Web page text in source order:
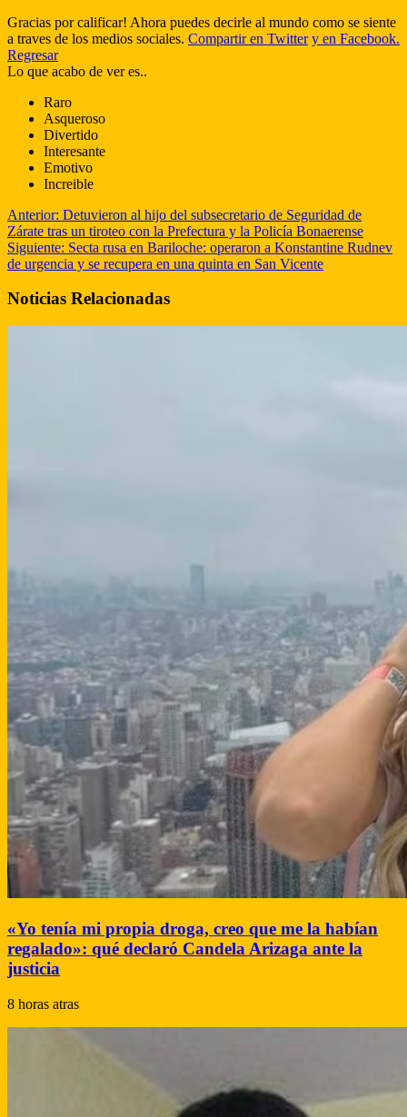
Gracias por calificar! Ahora puedes decirle al mundo como se siente
a traves de los medios sociales. Compartir en Twitter y en Facebook.
Regresar
Lo que acabo de ver es..
Raro
Asqueroso
Divertido
Interesante
Emotivo
Increible
Anterior: Detuvieron al hijo del subsecretario de Seguridad de
Zárate tras un tiroteo con la Prefectura y la Policía Bonaerense
Siguiente: Secta rusa en Bariloche: operaron a Konstantine Rudnev
de urgencia y se recupera en una quinta en San Vicente
Noticias Relacionadas
«Yo tenía mi propia droga, creo que me la habían
regalado»: qué declaró Candela Arizaga ante la
justicia
8 horas atras